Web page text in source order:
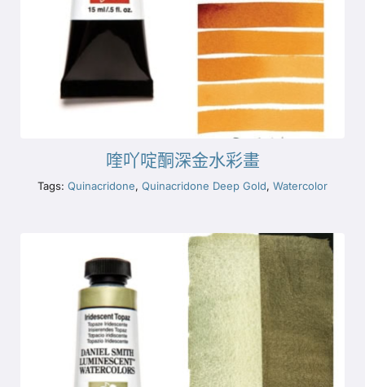
喹吖啶酮深金水彩畫
Tags: Quinacridone, Quinacridone Deep Gold, Watercolor